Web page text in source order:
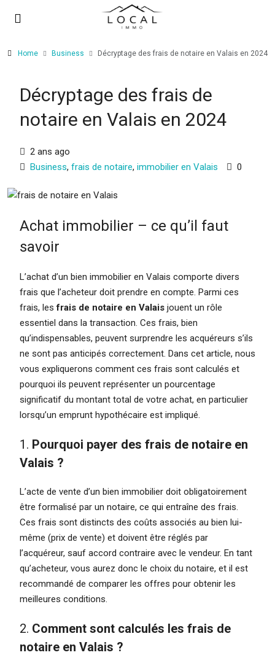
Home Business Décryptage des frais de notaire en Valais en 2024
Décryptage des frais de
notaire en Valais en 2024
2 ans ago
Business, frais de notaire, immobilier en Valais 0
Achat immobilier – ce qu’il faut
savoir
L’achat d’un bien immobilier en Valais comporte divers
frais que l’acheteur doit prendre en compte. Parmi ces
frais, lesfrais de notaire en Valais jouent un rôle
essentiel dans la transaction. Ces frais, bien
qu’indispensables, peuvent surprendre les acquéreurs s’ils
ne sont pas anticipés correctement. Dans cet article, nous
vous expliquerons comment ces frais sont calculés et
pourquoi ils peuvent représenter un pourcentage
significatif du montant total de votre achat, en particulier
lorsqu’un emprunt hypothécaire est impliqué.
1. Pourquoi payer des frais de notaire en
Valais ?
L’acte de vente d’un bien immobilier doit obligatoirement
être formalisé par un notaire, ce qui entraîne des frais.
Ces frais sont distincts des coûts associés au bien lui-
même (prix de vente) et doivent être réglés par
l’acquéreur, sauf accord contraire avec le vendeur. En tant
qu’acheteur, vous aurez donc le choix du notaire, et il est
recommandé de comparer les offres pour obtenir les
meilleures conditions.
2. Comment sont calculés les frais de
notaire en Valais ?